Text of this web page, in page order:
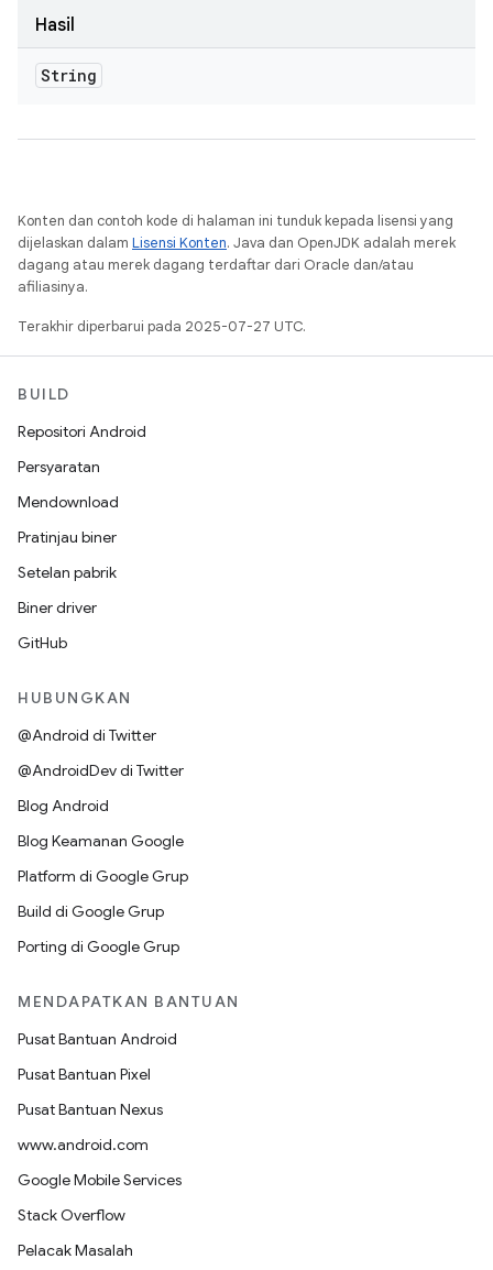
Hasil
String
Konten dan contoh kode di halaman ini tunduk kepada lisensi yang
dijelaskan dalam Lisensi Konten. Java dan OpenJDK adalah merek
dagang atau merek dagang terdaftar dari Oracle dan/atau
afiliasinya.
Terakhir diperbarui pada 2025-07-27 UTC.
BUILD
Repositori Android
Persyaratan
Mendownload
Pratinjau biner
Setelan pabrik
Biner driver
GitHub
HUBUNGKAN
@Android di Twitter
@AndroidDev di Twitter
Blog Android
Blog Keamanan Google
Platform di Google Grup
Build di Google Grup
Porting di Google Grup
MENDAPATKAN BANTUAN
Pusat Bantuan Android
Pusat Bantuan Pixel
Pusat Bantuan Nexus
www.android.com
Google Mobile Services
Stack Overflow
Pelacak Masalah